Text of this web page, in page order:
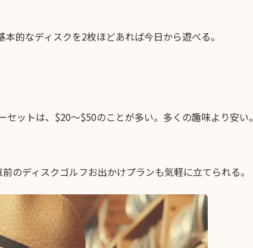
的なディスクを2枚ほどあれば今日から遊べる。
ットは、$20〜$50のことが多い。多くの趣味より安い。
のディスクゴルフお出かけプランも気軽に立てられる。